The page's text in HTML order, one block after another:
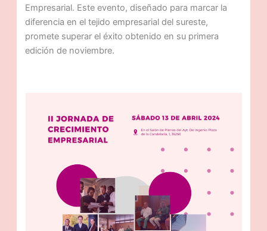
Empresarial. Este evento, diseñado para marcar la
diferencia en el tejido empresarial del sureste,
promete superar el éxito obtenido en su primera
edición de noviembre.